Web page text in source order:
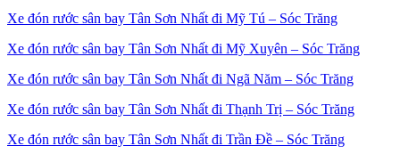
Xe đón rước sân bay Tân Sơn Nhất đi Mỹ Tú – Sóc Trăng
Xe đón rước sân bay Tân Sơn Nhất đi Mỹ Xuyên – Sóc Trăng
Xe đón rước sân bay Tân Sơn Nhất đi Ngã Năm – Sóc Trăng
Xe đón rước sân bay Tân Sơn Nhất đi Thạnh Trị – Sóc Trăng
Xe đón rước sân bay Tân Sơn Nhất đi Trần Đề – Sóc Trăng